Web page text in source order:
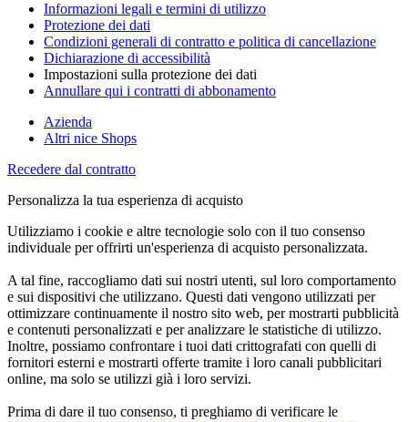
Informazioni legali e termini di utilizzo
Protezione dei dati
Condizioni generali di contratto e politica di cancellazione
Dichiarazione di accessibilità
Impostazioni sulla protezione dei dati
Annullare qui i contratti di abbonamento
Azienda
Altri nice Shops
Recedere dal contratto
Personalizza la tua esperienza di acquisto
Utilizziamo i cookie e altre tecnologie solo con il tuo consenso
individuale per offrirti un'esperienza di acquisto personalizzata.
A tal fine, raccogliamo dati sui nostri utenti, sul loro comportamento
e sui dispositivi che utilizzano. Questi dati vengono utilizzati per
ottimizzare continuamente il nostro sito web, per mostrarti pubblicità
e contenuti personalizzati e per analizzare le statistiche di utilizzo.
Inoltre, possiamo confrontare i tuoi dati crittografati con quelli di
fornitori esterni e mostrarti offerte tramite i loro canali pubblicitari
online, ma solo se utilizzi già i loro servizi.
Prima di dare il tuo consenso, ti preghiamo di verificare le